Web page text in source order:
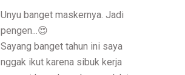
Unyu banget maskernya. Jadi
pengen...😍
Sayang banget tahun ini saya
nggak ikut karena sibuk kerja